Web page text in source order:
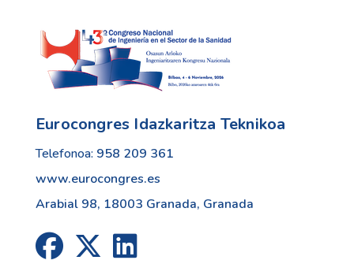
Eurocongres Idazkaritza Teknikoa
Telefonoa: 958 209 361
www.eurocongres.es
Arabial 98, 18003 Granada, Granada